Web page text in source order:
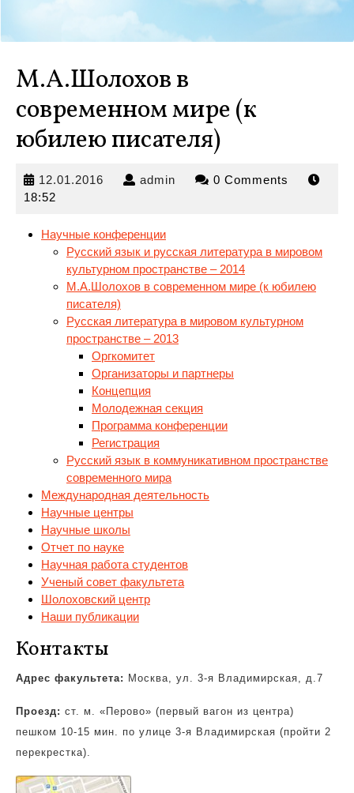
М.А.Шолохов в
современном мире (к
юбилею писателя)
12.01.2016 12.01.2016
admin admin 0 Comments
18:52
Научные конференции
Русский язык и русская литература в мировом
культурном пространстве – 2014
М.А.Шолохов в современном мире (к юбилею
писателя)
Русская литература в мировом культурном
пространстве – 2013
Оргкомитет
Организаторы и партнеры
Концепция
Молодежная секция
Программа конференции
Регистрация
Русский язык в коммуникативном пространстве
современного мира
Международная деятельность
Научные центры
Научные школы
Отчет по науке
Научная работа студентов
Ученый совет факультета
Шолоховский центр
Наши публикации
Контакты
Адрес факультета: Москва, ул. 3-я Владимирская, д.7
Проезд: ст. м. «Перово» (первый вагон из центра)
пешком 10-15 мин. по улице 3-я Владимирская (пройти 2
перекрестка).